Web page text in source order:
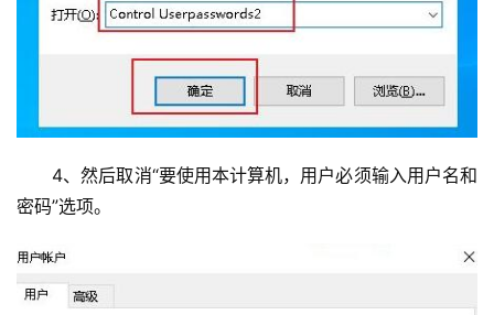
4、然后取消“要使用本计算机，用户必须输入用户名和
密码”选项。